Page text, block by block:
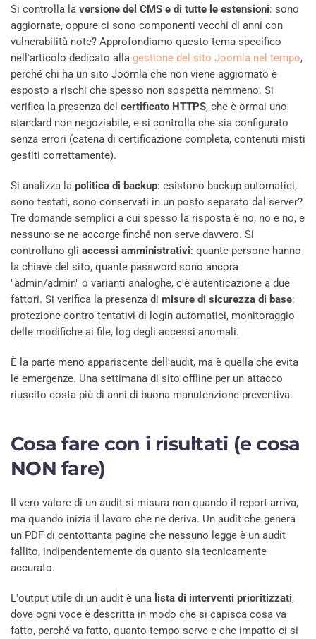
Si controlla la versione del CMS e di tutte le estensioni: sono
aggiornate, oppure ci sono componenti vecchi di anni con
vulnerabilità note? Approfondiamo questo tema specifico
nell'articolo dedicato alla gestione del sito Joomla nel tempo,
perché chi ha un sito Joomla che non viene aggiornato è
esposto a rischi che spesso non sospetta nemmeno. Si
verifica la presenza del certificato HTTPS, che è ormai uno
standard non negoziabile, e si controlla che sia configurato
senza errori (catena di certificazione completa, contenuti misti
gestiti correttamente).
Si analizza la politica di backup: esistono backup automatici,
sono testati, sono conservati in un posto separato dal server?
Tre domande semplici a cui spesso la risposta è no, no e no, e
nessuno se ne accorge finché non serve davvero. Si
controllano gli accessi amministrativi: quante persone hanno
la chiave del sito, quante password sono ancora
"admin/admin" o varianti analoghe, c'è autenticazione a due
fattori. Si verifica la presenza di misure di sicurezza di base:
protezione contro tentativi di login automatici, monitoraggio
delle modifiche ai file, log degli accessi anomali.
È la parte meno appariscente dell'audit, ma è quella che evita
le emergenze. Una settimana di sito offline per un attacco
riuscito costa più di anni di buona manutenzione preventiva.
Cosa fare con i risultati (e cosa
NON fare)
Il vero valore di un audit si misura non quando il report arriva,
ma quando inizia il lavoro che ne deriva. Un audit che genera
un PDF di centottanta pagine che nessuno legge è un audit
fallito, indipendentemente da quanto sia tecnicamente
accurato.
L'output utile di un audit è una lista di interventi prioritizzati,
dove ogni voce è descritta in modo che si capisca cosa va
fatto, perché va fatto, quanto tempo serve e che impatto ci si